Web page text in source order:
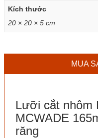
Kích thước
20 × 20 × 5 cm
MUA
Lưỡi cắt nhôm
MCWADE
răng